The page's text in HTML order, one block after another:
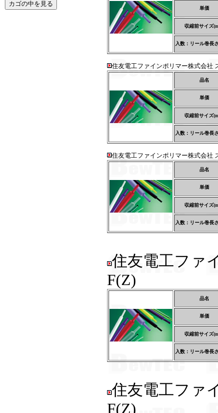
単価
収縮前サイズ
入数：リール巻長
住友電工ファインポリマー株式会社
品名
単価
収縮前サイズ
入数：リール巻長
住友電工ファインポリマー株式会社
品名
単価
収縮前サイズ
入数：リール巻長
住友電工ファ
F(Z)
品名
単価
収縮前サイズ
入数：リール巻長
住友電工ファ
F(Z)